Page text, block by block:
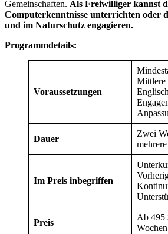
Gemeinschaften. Als Freiwilliger kannst
Computerkenntnisse unterrichten oder
und im Naturschutz engagieren.
Programmdetails:
Voraussetzungen
Mittlere
Dauer
Zwei
Im Preis inbegriffen
Preis
Ab 495